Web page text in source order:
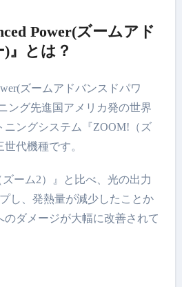
Power(ズームアド
』とは？
ズームアドバンスドパワ
ング先進国アメリカ発の世界
ニングシステム『ZOOM!（ズ
代機種です。
ーム2）』と比べ、光の出力
し、発熱量が減少したことか
のダメージが大幅に改善されて